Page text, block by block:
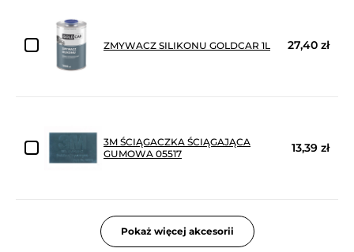
ZMYWACZ SILIKONU GOLDCAR 1L 27,40 zł
3M ŚCIĄGACZKA ŚCIĄGAJĄCA
GUMOWA 05517
13,39 zł
Pokaż więcej akcesorii